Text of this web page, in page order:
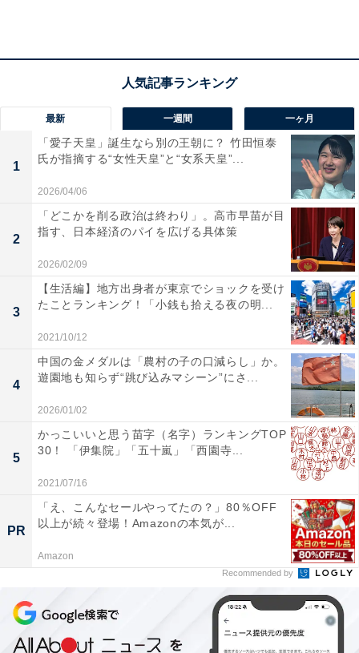
など、今でも目にするヒト・コトがこの頃から登場して
2017年の冬ボーナス、全体平均と上場企業の平均
はいくらだった？
ここからは、当時のデータを参考に2017年冬ボーナスの
平均を見ていきましょう。
三菱UFJリサーチ＆コンサルティングが発表した「2017
年冬のボーナス見通し」を見ると、民間企業全体の平均
は37万2235円で前年比0.6ポイント増でした。調査対象
は、従業員規模5人以上の民間企業です。
最新 一週間 一ヶ月
1
「愛子天皇」誕生なら別の王朝に？ 竹田恒泰
氏が指摘する“女性天皇”と“女系天皇”...
2026/04/06
2
「どこかを削る政治は終わり」。高市早苗が目
指す、日本経済のパイを広げる具体策
2026/02/09
3
【生活編】地方出身者が東京でショックを受け
たことランキング！「小銭も拾える夜の明...
2021/10/12
4
中国の金メダルは「農村の子の口減らし」か。
遊園地も知らず“跳び込みマシーン”にさ...
2026/01/02
5
かっこいいと思う苗字（名字）ランキングTOP
30！ 「伊集院」「五十嵐」「西園寺...
2021/07/16
PR
「え、こんなセールやってたの？」80％OFF
以上が続々登場！Amazonの本気が...
Amazon
Recommended by